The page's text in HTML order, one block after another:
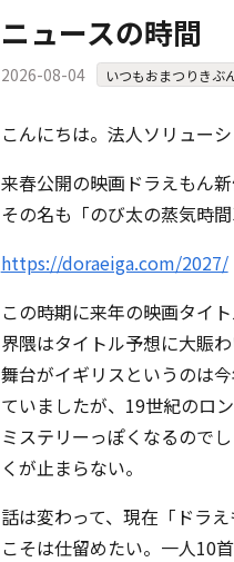
ニュースの時間
2026-08-04 いつもおまつりきぶ
こんにちは。法人ソリューシ
来春公開の映画ドラえもん
その名も「のび太の蒸気時
https://doraeiga.com/2027/
この時期に来年の映画タイ
界隈はタイトル予想に大賑わ
舞台がイギリスというのは
ていましたが、19世紀のロ
ミステリーっぽくなるので
くが止まらない。
話は変わって、現在「ドラ
こそは仕留めたい。一人10